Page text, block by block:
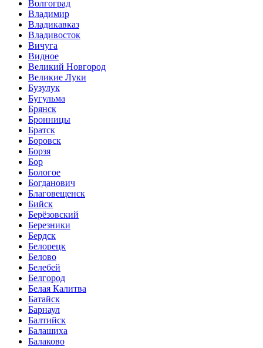
Волгоград
Владимир
Владикавказ
Владивосток
Вичуга
Видное
Великий Новгород
Великие Луки
Бузулук
Бугульма
Брянск
Бронницы
Братск
Боровск
Борзя
Бор
Бологое
Богданович
Благовещенск
Бийск
Берёзовский
Березники
Бердск
Белорецк
Белово
Белебей
Белгород
Белая Калитва
Батайск
Барнаул
Балтийск
Балашиха
Балаково